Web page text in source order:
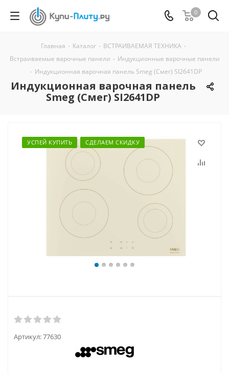
0
Главная - Каталог - ВСТРАИВАЕМАЯ ТЕХНИКА -
Встраиваемые варочные панели - Индукционные варочные панели
- Индукционная варочная панель Smeg (Смег) SI2641DP
Индукционная варочная панель
Smeg (Смег) SI2641DP
УСПЕЙ КУПИТЬ СДЕЛАЕМ СКИДКУ
Артикул:77630